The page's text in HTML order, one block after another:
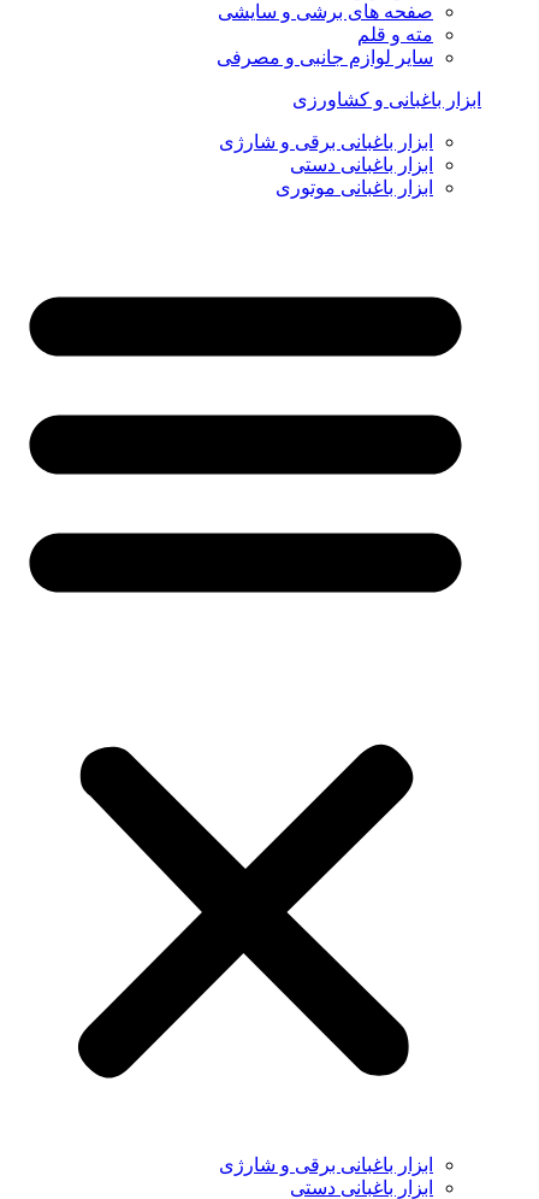
صفحه های برشی و سایشی
مته و قلم
سایر لوازم جانبی و مصرفی
ابزار باغبانی و کشاورزی
ابزار باغبانی برقی و شارژی
ابزار باغبانی دستی
ابزار باغبانی موتوری
ابزار باغبانی برقی و شارژی
ابزار باغبانی دستی